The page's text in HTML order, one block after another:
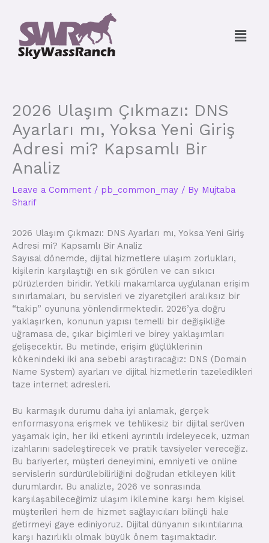
content
Menu
2026 Ulaşım Çıkmazı: DNS
Ayarları mı, Yoksa Yeni Giriş
Adresi mi? Kapsamlı Bir
Analiz
Leave a Comment / pb_common_may / By Mujtaba
Sharif
2026 Ulaşım Çıkmazı: DNS Ayarları mı, Yoksa Yeni Giriş
Adresi mi? Kapsamlı Bir Analiz
Sayısal dönemde, dijital hizmetlere ulaşım zorlukları,
kişilerin karşılaştığı en sık görülen ve can sıkıcı
pürüzlerden biridir. Yetkili makamlarca uygulanan erişim
sınırlamaları, bu servisleri ve ziyaretçileri aralıksız bir
“takip” oyununa yönlendirmektedir. 2026’ya doğru
yaklaşırken, konunun yapısı temelli bir değişikliğe
uğramasa de, çıkar biçimleri ve birey yaklaşımları
gelişecektir. Bu metinde, erişim güçlüklerinin
kökenindeki iki ana sebebi araştıracağız: DNS (Domain
Name System) ayarları ve dijital hizmetlerin tazeledikleri
taze internet adresleri.
Bu karmaşık durumu daha iyi anlamak, gerçek
enformasyona erişmek ve tehlikesiz bir dijital serüven
yaşamak için, her iki etkeni ayrıntılı irdeleyecek, uzman
izahlarını sadeleştirecek ve pratik tavsiyeler vereceğiz.
Bu bariyerler, müşteri deneyimini, emniyeti ve online
servislerin sürdürülebilirliğini doğrudan etkileyen kilit
durumlardır. Bu analizle, 2026 ve sonrasında
karşılaşabileceğimiz ulaşım ikilemine karşı hem kişisel
müşterileri hem de hizmet sağlayıcıları bilinçli hale
getirmeyi gaye ediniyoruz. Dijital dünyanın sıkıntılarına
karşı hazırlıklı olmak büyük önem taşımaktadır.